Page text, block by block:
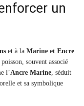
un
et à la Marine et Encre
souvent associé
l’Ancre Marine, séduit
et sa symbolique